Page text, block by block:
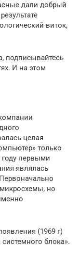
дали добрый
виток,
подписывайтесь
И на этом
целая
только
году первыми
являлась
но
(1969 г)
блока».